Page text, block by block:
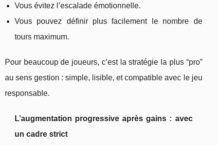
Vous évitez l’escalade émotionnelle.
Vous pouvez définir plus facilement le nombre de
tours maximum.
Pour beaucoup de joueurs, c’est la stratégie la plus “pro”
au sens gestion : simple, lisible, et compatible avec le jeu
responsable.
L’augmentation progressive après gains : avec
un cadre strict